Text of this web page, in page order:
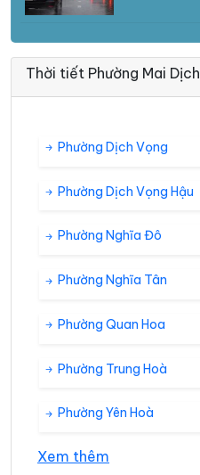
Thời tiết Phường Mai Dịch
Phường Dịch Vọng
Phường Dịch Vọng Hậu
Phường Nghĩa Đô
Phường Nghĩa Tân
Phường Quan Hoa
Phường Trung Hoà
Phường Yên Hoà
Xem thêm